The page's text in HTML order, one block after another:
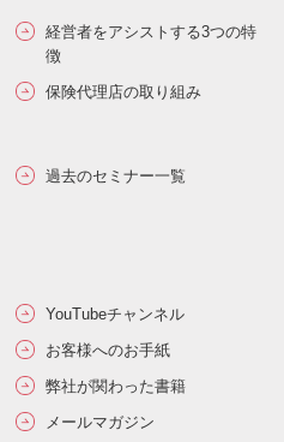
経営者をアシストする3つの特
徴
保険代理店の取り組み
過去のセミナー一覧
YouTubeチャンネル
お客様へのお手紙
弊社が関わった書籍
メールマガジン